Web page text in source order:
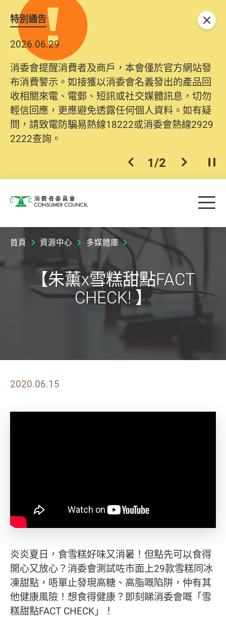
特別通告
2026.06.29
消委會提醒消費者及商戶，本會僅於官方網站發
布消費警示。如接獲以消委會名義發出的產品回
收相關來電、電郵、短訊或社交媒體訊息，切勿
輕信回應，更應避免透露任何個人資料。如有疑
問，請致電防騙易熱線18222或消委會熱線2929
2222查詢。
上一個
1/2 下一個開
關閉
消費者委員會 目
首頁 資源中心 多媒體庫
【朱薰x雪糕甜點FACT
CHECK! 】
2020.06.15
炎炎夏日，食雪糕好味又消暑！但點先可以食得
開心又放心？消委會測試咗市面上29款雪糕同冰
凍甜點，唔單止發現高糖、高脂嘅陷阱，仲有其
他健康風險！想食得健康？即刻睇消委會嘅「雪
糕甜點FACT CHECK」！